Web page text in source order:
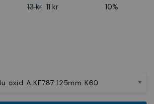
13 kr 11 kr 10%